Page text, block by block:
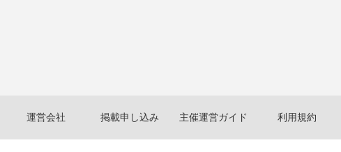
運営会社 掲載申し込み 主催運営ガイド 利用規約